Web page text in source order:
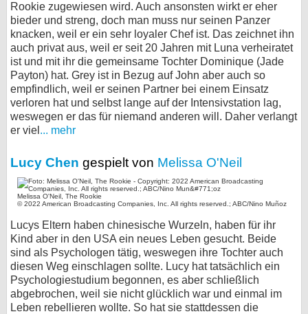
Rookie zugewiesen wird. Auch ansonsten wirkt er eher
bieder und streng, doch man muss nur seinen Panzer
knacken, weil er ein sehr loyaler Chef ist. Das zeichnet ihn
auch privat aus, weil er seit 20 Jahren mit Luna verheiratet
ist und mit ihr die gemeinsame Tochter Dominique (Jade
Payton) hat. Grey ist in Bezug auf John aber auch so
empfindlich, weil er seinen Partner bei einem Einsatz
verloren hat und selbst lange auf der Intensivstation lag,
weswegen er das für niemand anderen will. Daher verlangt
er viel ... mehr
Lucy Chen gespielt von Melissa O'Neil
Melissa O'Neil, The Rookie
© 2022 American Broadcasting Companies, Inc. All rights reserved.; ABC/Nino Muñoz
Lucys Eltern haben chinesische Wurzeln, haben für ihr
Kind aber in den USA ein neues Leben gesucht. Beide
sind als Psychologen tätig, weswegen ihre Tochter auch
diesen Weg einschlagen sollte. Lucy hat tatsächlich ein
Psychologiestudium begonnen, es aber schließlich
abgebrochen, weil sie nicht glücklich war und einmal im
Leben rebellieren wollte. So hat sie stattdessen die